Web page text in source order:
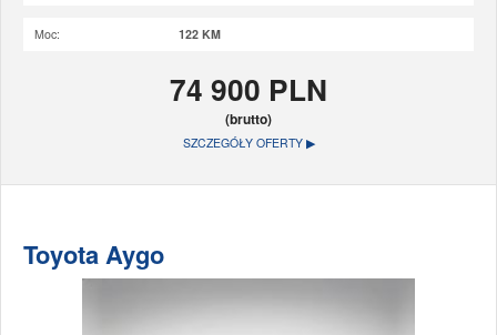
Moc: 122 KM
74 900 PLN
(brutto)
SZCZEGÓŁY OFERTY ▶
Toyota Aygo